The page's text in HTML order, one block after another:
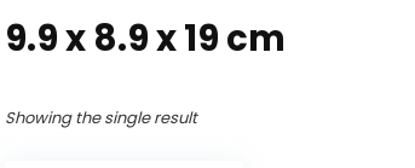
‎9.9 x 8.9 x 19 cm
Showing the single result